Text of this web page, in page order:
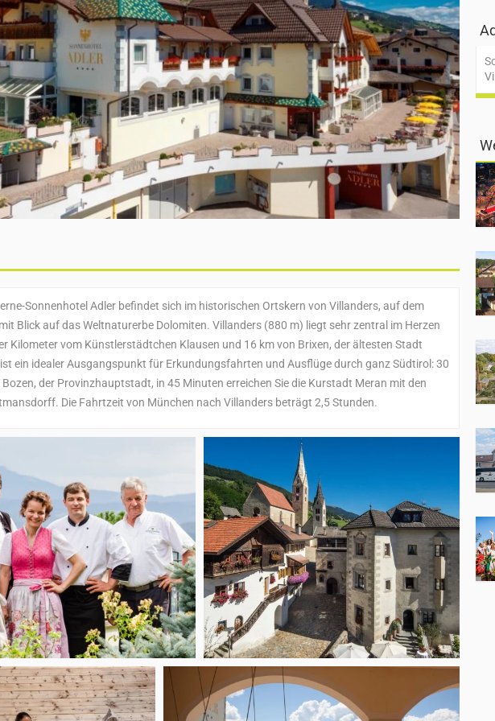
Sonnenhotel Adler befindet sich im historischen Ortskern von Villanders, auf dem
Blick auf das Weltnaturerbe Dolomiten. Villanders (880 m) liegt sehr zentral im Herzen
Kilometer vom Künstlerstädtchen Klausen und 16 km von Brixen, der ältesten Stadt
ein idealer Ausgangspunkt für Erkundungsfahrten und Ausflüge durch ganz Südtirol: 30
der Provinzhauptstadt, in 45 Minuten erreichen Sie die Kurstadt Meran mit den
Die Fahrtzeit von München nach Villanders beträgt 2,5 Stunden.